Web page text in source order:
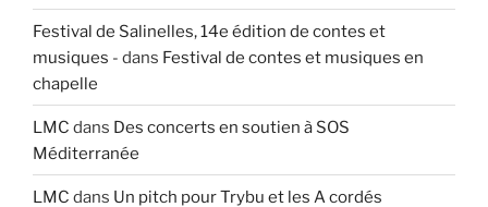
Festival de Salinelles, 14e édition de contes et
musiques - dans Festival de contes et musiques en
chapelle
LMC dans Des concerts en soutien à SOS
Méditerranée
LMC dans Un pitch pour Trybu et les A cordés